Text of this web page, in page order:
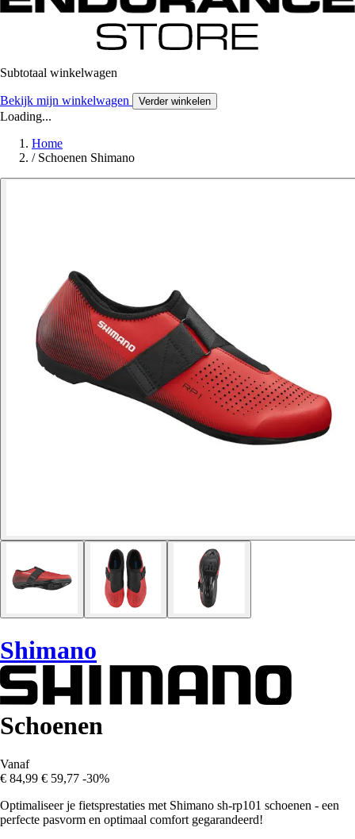
Subtotaal winkelwagen
Bekijk mijn winkelwagen Verder winkelen
Loading...
Home
/ Schoenen Shimano
Shimano
Schoenen
Vanaf
€ 84,99 € 59,77 -30%
Optimaliseer je fietsprestaties met Shimano sh-rp101 schoenen - een
perfecte pasvorm en optimaal comfort gegarandeerd!